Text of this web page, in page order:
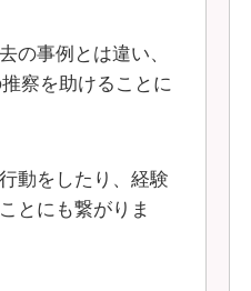
の事例とは違い、
察を助けることに
動をしたり、経験
とにも繋がりま